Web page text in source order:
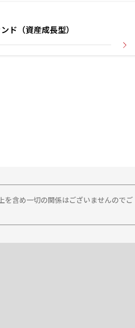
ド（資産成長型）
を含め一切の関係はございませんのでご